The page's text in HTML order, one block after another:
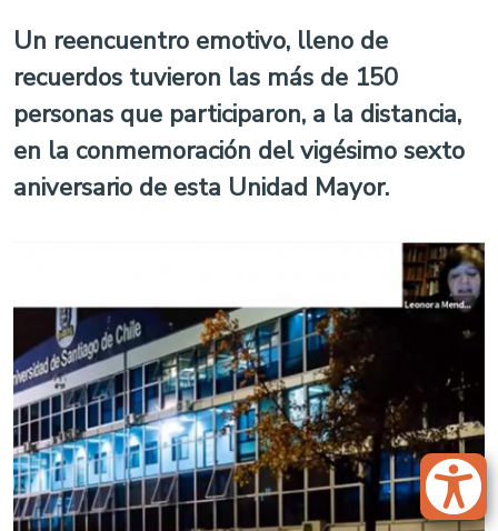
Un reencuentro emotivo, lleno de
recuerdos tuvieron las más de 150
personas que participaron, a la distancia,
en la conmemoración del vigésimo sexto
aniversario de esta Unidad Mayor.